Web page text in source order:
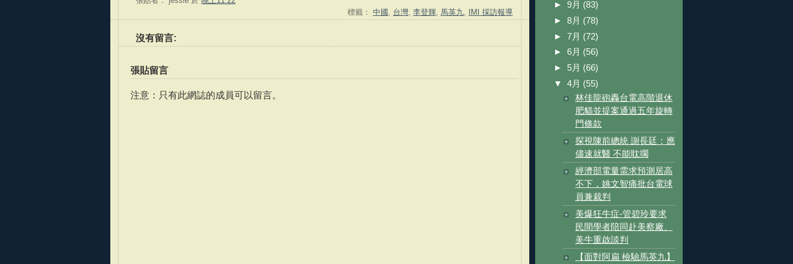
標籤： 中國 台灣 李登輝 馬英九 IMI 採訪報導
沒有留言:
張貼留言
注意：只有此網誌的成員可以留言。
► 9月 (83)
► 8月 (78)
► 7月 (72)
► 6月 (56)
► 5月 (66)
▼ 4月 (55)
林佳龍砲轟台電高階退休
肥貓並提案通過五年旋轉
門條款
探視陳前總統 謝長廷：應
儘速就醫 不能耽擱
經濟部電量需求預測居高
不下，姚文智痛批台電球
員兼裁判
美爆狂牛症-管碧玲要求
民間學者陪同赴美察廠、
美牛重啟談判
【面對阿扁 檢驗馬英九】